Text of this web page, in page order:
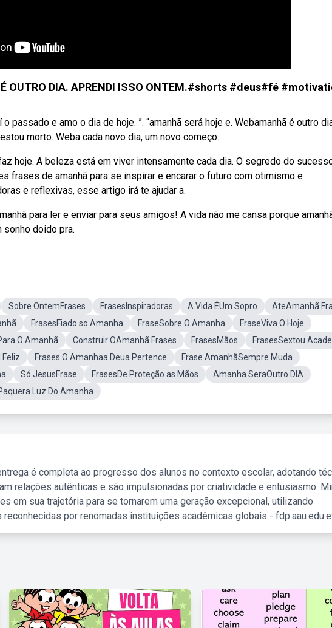
OUTRO DIA. APRENDI ISSO ONTEM.#shorts #deus#fé
passado e amo o dia de hoje. ”. “amanhã será hoje e. Webamanhã é outro
morto. Weba cada novo dia, um novo começo.
hoje. A beleza está em viver intensamente cada dia. O segredo do
frases de amanhã para se inspirar e encarar o futuro com otimismo e
e reflexivas, esse artigo irá te ajudar a.
para ler e enviar para seus amigos! A vida não me cansa porque
sonho doido pra.
Sobre OntemFrases FrasesInspiradoras A Vida ÉUm Sopro
AteAmanhã
FrasesFiado so Amanha FraseSobre O Amanha
FraseViva O Hoje
O Amanhã Construir OAmanhã Frases FrasesMãos
FrasesSextou
Feliz Frases O Amanhaa Deua Pertence
Frase AmanhãSempre Muda
Só JesusFrase FrasesDe Proteção as Mãos
Amanha SeraOutro DIA
Luz Do Amanha
é completa ao progresso dos alunos no contexto escolar, adotando
relações autênticas e são impulsionadas por criatividade e entusiasmo.
em sua trajetória para se tornarem uma geração excepcional, utilizando
por renomadas instituições acadêmicas globais -